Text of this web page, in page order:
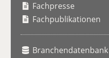
Fachpresse
Fachpublikationen
Branchendatenbank